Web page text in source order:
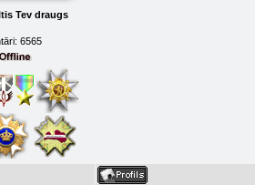
Tev draugs
6565